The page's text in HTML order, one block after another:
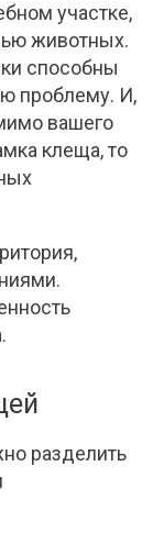
участке,
животных.
способны
проблему. И,
вашего
клеща, то
разделить